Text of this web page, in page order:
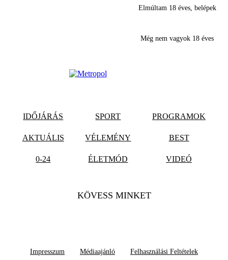
Elmúltam 18 éves, belépek
Még nem vagyok 18 éves
IDŐJÁRÁS SPORT PROGRAMOK
AKTUÁLIS VÉLEMÉNY BEST
0-24 ÉLETMÓD VIDEÓ
KÖVESS MINKET
Impresszum Médiaajánló Felhasználási Feltételek